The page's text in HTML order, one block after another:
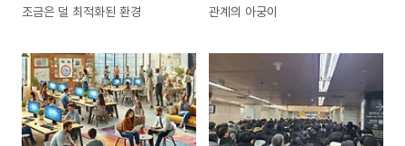
조금은 덜 최적화된 환경 관계의 아궁이